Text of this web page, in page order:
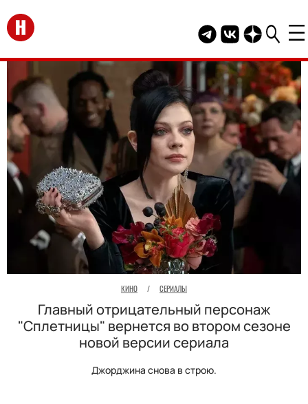
Перейти на главную
Telegram канал
Группа HELLO
Канал
КИНО / СЕРИАЛЫ
Главный отрицательный персонаж
"Сплетницы" вернется во втором сезоне
новой версии сериала
Джорджина снова в строю.